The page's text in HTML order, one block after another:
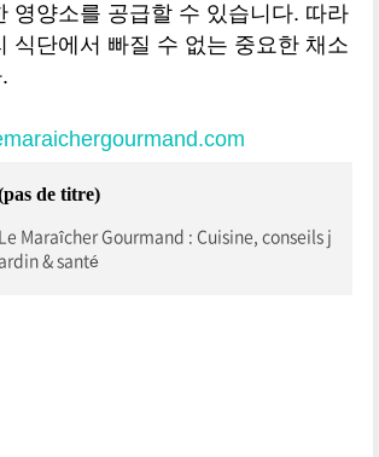
영양소를 공급할 수 있습니다. 따라
식단에서 빠질 수 없는 중요한 채소
de titre)
Le Maraîcher Gourmand : Cuisine, conseils j
ardin & santé